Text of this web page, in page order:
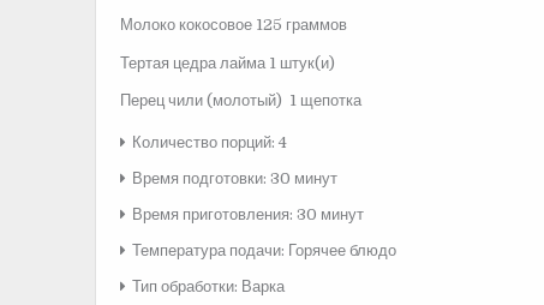
Молоко кокосовое 125 граммов
Тертая цедра лайма 1 штук(и)
Перец чили (молотый) 1 щепотка
Количество порций: 4
Время подготовки: 30 минут
Время приготовления: 30 минут
Температура подачи: Горячее блюдо
Тип обработки: Варка